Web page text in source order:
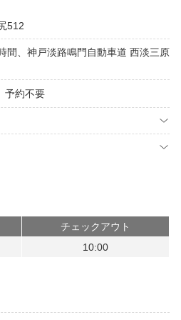
512
間、神戸淡路鳴門自動車道 西淡三原
約不要
チェックアウト
10:00